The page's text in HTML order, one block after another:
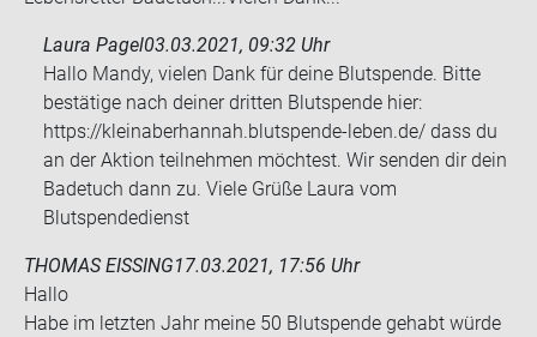
Laura Pagel03.03.2021, 09:32 Uhr
Hallo Mandy, vielen Dank für deine Blutspende. Bitte
bestätige nach deiner dritten Blutspende hier:
https://kleinaberhannah.blutspende-leben.de/ dass du
an der Aktion teilnehmen möchtest. Wir senden dir dein
Badetuch dann zu. Viele Grüße Laura vom
Blutspendedienst
THOMAS EISSING17.03.2021, 17:56 Uhr
Hallo
Habe im letz­ten Jahr meine 50 Blut­spen­de ge­habt würde